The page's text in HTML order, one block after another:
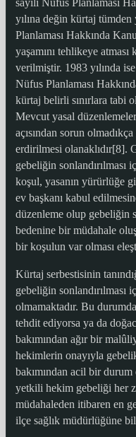
sayılı Nüfus Planlaması
yılına değin kürtaj
Planlaması Hakkında
yaşamını tehlikeye atması
verilmiştir. 1983 yılında
Nüfus Planlaması
kürtaj belirli sınırlara tabi
Mevcut yasal düzenlemeler
açısından sorun
erdirilmesi olanaklıdır[8].
gebeliğin sonlandırılması
koşul, yasanın yürürlüğe
ev başkanı kabul
düzenleme olup gebeliğin
bedenine bir müdahale
bir koşulun var olması
Kürtaj serbestisinin
gebeliğin sonlandırılması
olmamaktadır. Bu
tehdit ediyorsa ya da
bakımından ağır bir
hekimlerin onayıyla
bakımından acil bir durum
yetkili hekim gebeliği her
müdahaleden itibaren en
ilçe sağlık müdürlüğüne